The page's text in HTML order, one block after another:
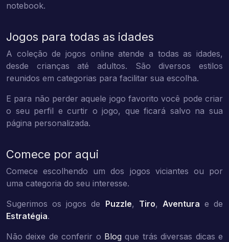
notebook.
Jogos para todas as idades
A coleção de jogos online atende a todas as idades,
desde crianças até adultos. São diversos estilos
reunidos em categorias para facilitar sua escolha.
E para não perder aquele jogo favorito você pode criar
o seu perfil e curtir o jogo, que ficará salvo na sua
página personalizada.
Comece por aqui
Comece escolhendo um dos jogos viciantes ou por
uma categoria do seu interesse.
Sugerimos os jogos de Puzzle, Tiro, Aventura e de
Estratégia.
Não deixe de conferir o Blog que trás diversas dicas e